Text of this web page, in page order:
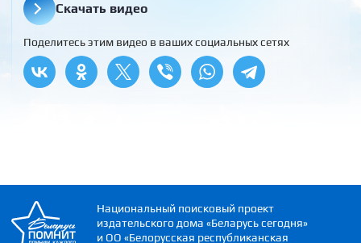
Скачать видео
Поделитесь этим видео в ваших социальных сетях
Национальный поисковый проект
издательского дома «Беларусь сегодня»
и ОО «Белорусская республиканская